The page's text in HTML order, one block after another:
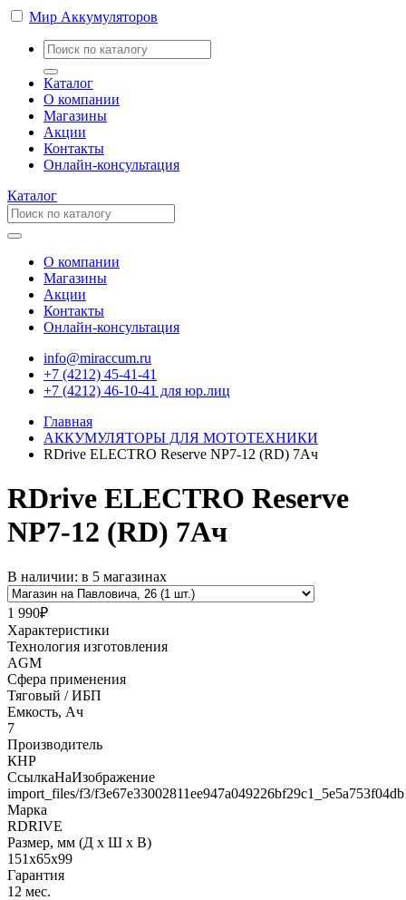
Мир Аккумуляторов
Каталог
О компании
Магазины
Акции
Контакты
Онлайн-консультация
Каталог
О компании
Магазины
Акции
Контакты
Онлайн-консультация
info@miraccum.ru
+7 (4212) 45-41-41
+7 (4212) 46-10-41 для юр.лиц
Главная
АККУМУЛЯТОРЫ ДЛЯ МОТОТЕХНИКИ
RDrive ELECTRO Reserve NP7-12 (RD) 7Ач
RDrive ELECTRO Reserve
NP7-12 (RD) 7Ач
В наличии: в 5 магазинах
1 990₽
Характеристики
Технология изготовления
AGM
Сфера применения
Тяговый / ИБП
Емкость, Ач
7
Производитель
КНР
СсылкаНаИзображение
import_files/f3/
Марка
RDRIVE
Размер, мм (Д x Ш x В)
151х65х99
Гарантия
12 мес.